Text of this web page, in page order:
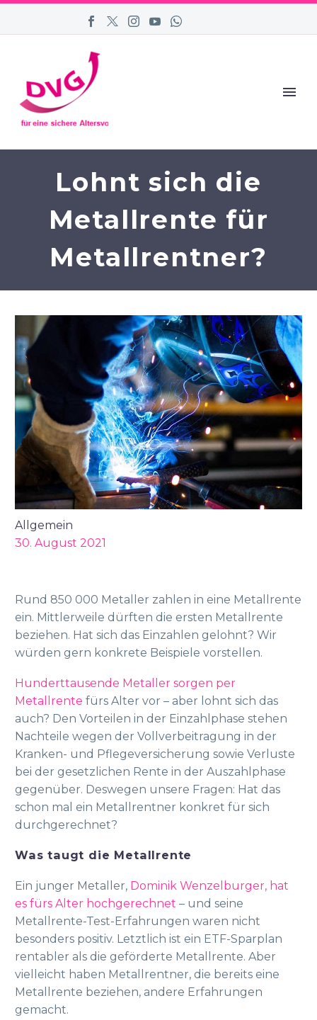
Lohnt sich die
Metallrente für
Metallrentner?
Allgemein
30. August 2021
Rund 850 000 Metaller zahlen in eine Metallrente
ein. Mittlerweile dürften die ersten Metallrente
beziehen. Hat sich das Einzahlen gelohnt? Wir
würden gern konkrete Beispiele vorstellen.
Hunderttausende Metaller sorgen per
Metallrente fürs Alter vor – aber lohnt sich das
auch? Den Vorteilen in der Einzahlphase stehen
Nachteile wegen der Vollverbeitragung in der
Kranken- und Pflegeversicherung sowie Verluste
bei der gesetzlichen Rente in der Auszahlphase
gegenüber. Deswegen unsere Fragen: Hat das
schon mal ein Metallrentner konkret für sich
durchgerechnet?
Was taugt die Metallrente
Ein junger Metaller, Dominik Wenzelburger, hat
es fürs Alter hochgerechnet – und seine
Metallrente-Test-Erfahrungen waren nicht
besonders positiv. Letztlich ist ein ETF-Sparplan
rentabler als die geförderte Metallrente. Aber
vielleicht haben Metallrentner, die bereits eine
Metallrente beziehen, andere Erfahrungen
gemacht.